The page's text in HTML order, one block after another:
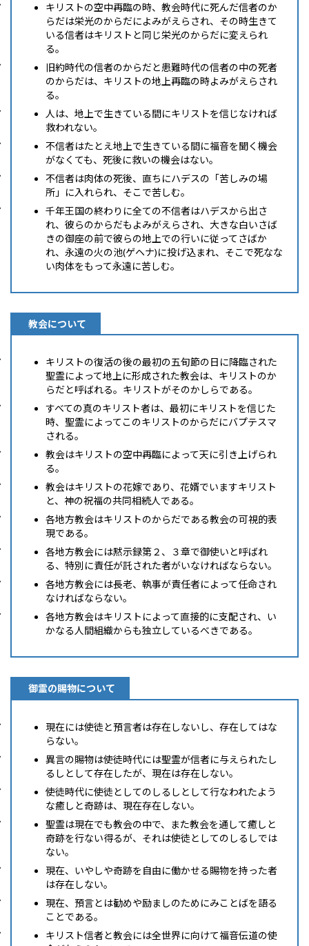
キリストの空中再臨の時、教会時代に死んだ信者のか
らだは栄光のからだによみがえらされ、その時生きて
いる信者はキリストと同じ栄光のからだに変えられ
る。
旧約時代の信者のからだと患難時代の信者の中の死者
のからだは、キリストの地上再臨の時よみがえらされ
る。
人は、地上で生きている間にキリストを信じなければ
救われない。
不信者はたとえ地上で生きている間に福音を聞く機会
がなくても、死後に救いの機会はない。
不信者は肉体の死後、直ちにハデスの「苦しみの場
所」に入れられ、そこで苦しむ。
千年王国の終わりに全ての不信者はハデスから出さ
れ、彼らのからだもよみがえらされ、大きな白いさば
きの御座の前で彼らの地上での行いに従ってさばか
れ、永遠の火の池(ゲヘナ)に投げ込まれ、そこで死なな
い肉体をもって永遠に苦しむ。
教会について
キリストの復活の後の最初の五旬節の日に降臨された
聖霊によって地上に形成された教会は、キリストのか
らだと呼ばれる。キリストがそのかしらである。
すべての真のキリスト者は、最初にキリストを信じた
時、聖霊によってこのキリストのからだにバプテスマ
される。
教会はキリストの空中再臨によって天に引き上げられ
る。
教会はキリストの花嫁であり、花婿でいますキリスト
と、神の祝福の共同相続人である。
各地方教会はキリストのからだである教会の可視的表
現である。
各地方教会には黙示録第２、３章で御使いと呼ばれ
る、特別に責任が託された者がいなければならない。
各地方教会には長老、執事が責任者によって任命され
なければならない。
各地方教会はキリストによって直接的に支配され、い
かなる人間組織からも独立しているべきである。
御霊の賜物について
現在には使徒と預言者は存在しないし、存在してはな
らない。
異言の賜物は使徒時代には聖霊が信者に与えられたし
るしとして存在したが、現在は存在しない。
使徒時代に使徒としてのしるしとして行なわれたよう
な癒しと奇跡は、現在存在しない。
聖霊は現在でも教会の中で、また教会を通して癒しと
奇跡を行ない得るが、それは使徒としてのしるしでは
ない。
現在、いやしや奇跡を自由に働かせる賜物を持った者
は存在しない。
現在、預言とは勧めや励ましのためにみことばを語る
ことである。
キリスト信者と教会には全世界に向けて福音伝道の使